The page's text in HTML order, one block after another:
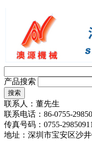
产品搜索
联系人：董先生
联系电话：86-0755-
传真号码：0755-29850911
地址：深圳市宝安区沙